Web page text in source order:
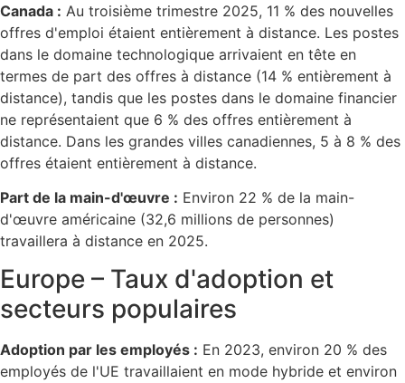
Canada : Au troisième trimestre 2025, 11 % des nouvelles
offres d'emploi étaient entièrement à distance. Les postes
dans le domaine technologique arrivaient en tête en
termes de part des offres à distance (14 % entièrement à
distance), tandis que les postes dans le domaine financier
ne représentaient que 6 % des offres entièrement à
distance. Dans les grandes villes canadiennes, 5 à 8 % des
offres étaient entièrement à distance.
Part de la main-d'œuvre : Environ 22 % de la main-
d'œuvre américaine (32,6 millions de personnes)
travaillera à distance en 2025.
Europe – Taux d'adoption et
secteurs populaires
Adoption par les employés : En 2023, environ 20 % des
employés de l'UE travaillaient en mode hybride et environ